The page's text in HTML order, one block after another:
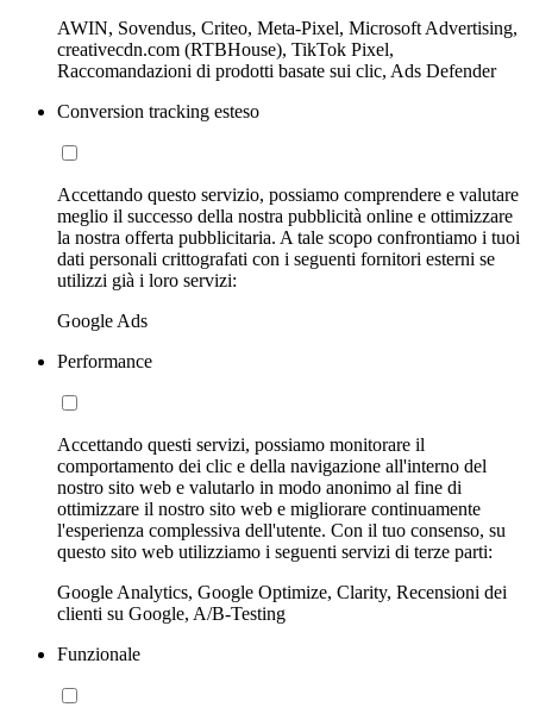
AWIN, Sovendus, Criteo, Meta-Pixel, Microsoft Advertising,
creativecdn.com (RTBHouse), TikTok Pixel,
Raccomandazioni di prodotti basate sui clic, Ads Defender
Conversion tracking esteso
Accettando questo servizio, possiamo comprendere e valutare
meglio il successo della nostra pubblicità online e ottimizzare
la nostra offerta pubblicitaria. A tale scopo confrontiamo i tuoi
dati personali crittografati con i seguenti fornitori esterni se
utilizzi già i loro servizi:
Google Ads
Performance
Accettando questi servizi, possiamo monitorare il
comportamento dei clic e della navigazione all'interno del
nostro sito web e valutarlo in modo anonimo al fine di
ottimizzare il nostro sito web e migliorare continuamente
l'esperienza complessiva dell'utente. Con il tuo consenso, su
questo sito web utilizziamo i seguenti servizi di terze parti:
Google Analytics, Google Optimize, Clarity, Recensioni dei
clienti su Google, A/B-Testing
Funzionale